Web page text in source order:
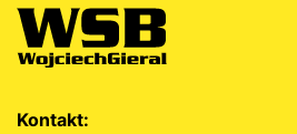
Kontakt: